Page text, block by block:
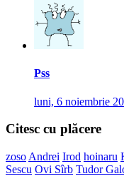
Pss
luni, 6 noiembrie
Citesc cu plăcere
zoso Andrei Irod hoinaru
Sescu Ovi Sîrb Tudor